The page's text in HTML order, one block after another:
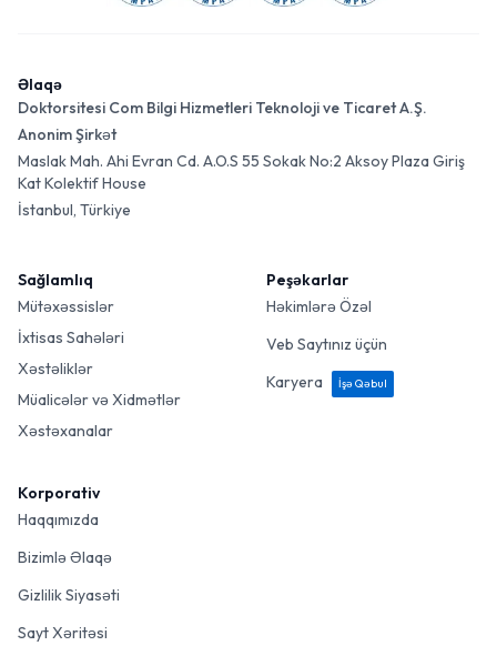
Əlaqə
Doktorsitesi Com Bilgi Hizmetleri Teknoloji ve Ticaret A.Ş.
Anonim Şirkət
Maslak Mah. Ahi Evran Cd. A.O.S 55 Sokak No:2 Aksoy Plaza Giriş
Kat Kolektif House
İstanbul, Türkiye
Sağlamlıq
Mütəxəssislər
İxtisas Sahələri
Xəstəliklər
Müalicələr və Xidmətlər
Xəstəxanalar
Peşəkarlar
Həkimlərə Özəl
Veb Saytınız üçün
Karyera
İşə Qəbul
Korporativ
Haqqımızda
Bizimlə Əlaqə
Gizlilik Siyasəti
Sayt Xəritəsi